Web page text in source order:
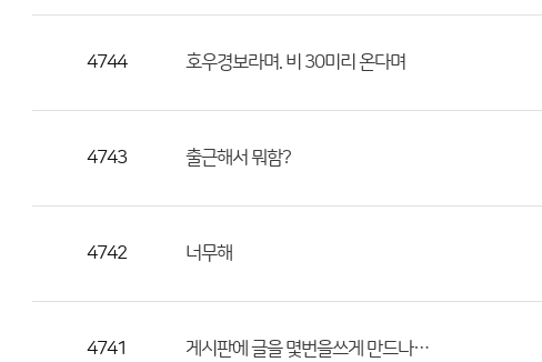
다.
4744 호우경보라며. 비 30미리 온다며
4743 출근해서 뭐함?
4742 너무해
4741 게시판에 글을 몇번을쓰게 만드나…